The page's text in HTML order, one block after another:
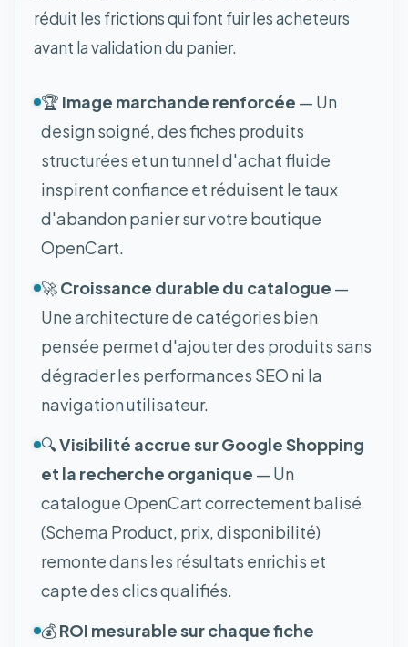
réduit les frictions qui font fuir les acheteurs
avant la validation du panier.
🏆 Image marchande renforcée — Un
design soigné, des fiches produits
structurées et un tunnel d'achat fluide
inspirent confiance et réduisent le taux
d'abandon panier sur votre boutique
OpenCart.
🚀Croissance durable du catalogue —
Une architecture de catégories bien
pensée permet d'ajouter des produits sans
dégrader les performances SEO ni la
navigation utilisateur.
🔍Visibilité accrue sur Google Shopping
et la recherche organique — Un
catalogue OpenCart correctement balisé
(Schema Product, prix, disponibilité)
remonte dans les résultats enrichis et
capte des clics qualifiés.
💰ROI mesurable sur chaque fiche